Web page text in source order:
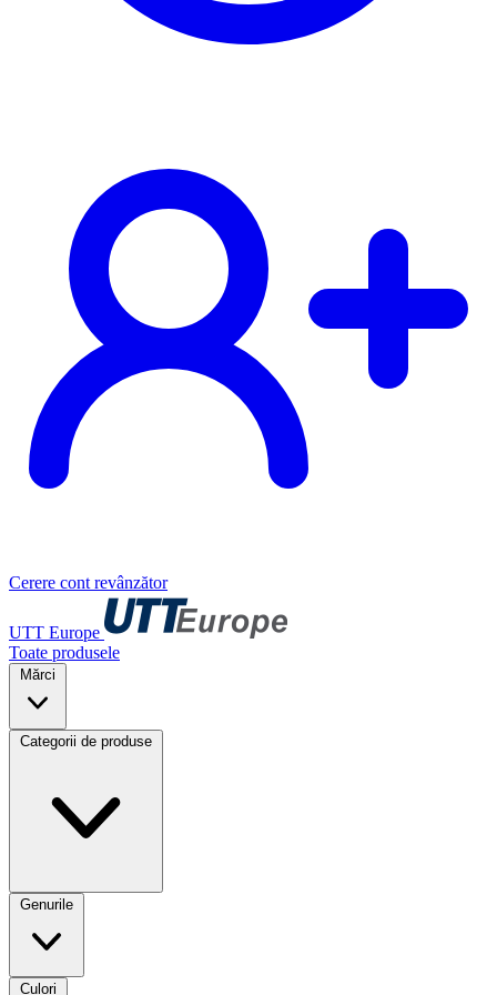
Cerere cont revânzător
UTT Europe
Toate produsele
Mărci
Categorii de produse
Genurile
Culori